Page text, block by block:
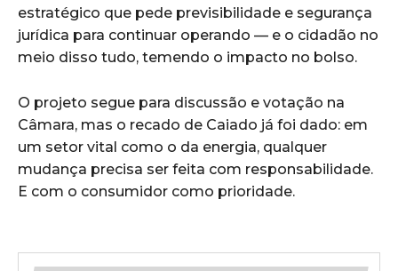
estratégico que pede previsibilidade e segurança
jurídica para continuar operando — e o cidadão no
meio disso tudo, temendo o impacto no bolso.
O projeto segue para discussão e votação na
Câmara, mas o recado de Caiado já foi dado: em
um setor vital como o da energia, qualquer
mudança precisa ser feita com responsabilidade.
E com o consumidor como prioridade.